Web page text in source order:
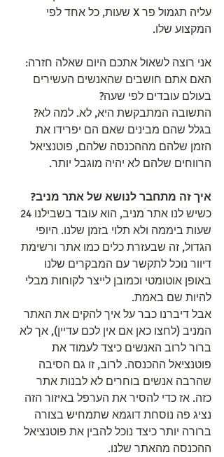
עליה תגמול פר X שעות, כל אחד לפי
המקצוע שלו.
אני רוצה לשאול אתכם היום שאלה חזרה:
האם אתם חושבים שהאנשים העשירים
בעולם עובדים לפי שעה?
התשובה המתבקשת היא, לא. למה לא?
בגלל שהם מבינים שאם הם יפרידו את
הזמן שלהם מההכנסה שלהם, פוטנציאל
הרווחים שלהם לא יהיה מוגבל יותר.
איך זה מתחבר לנושא של אתר מניב?
שעות ביממה ולא תלוי בזמן שלנו. היופי
הגדול, זה שבעזרת כלים כמו אתר ורשימת
דיוור נוכל לתקשר עם המבקרים שלנו
באופן אוטומטי וכמובן לייצר לקוחות מבלי
להיות שם באמת.
אבל דיברנו כבר על איך להקים את האתר
המניב (לחצו כאן אם אין לכם עדיין), אך לא
ברור לרוב האנשים כיצד לעמוד את
פוטנציאל ההכנסה. לרוב, זו גם הסיבה
שהרבה אנשים בוחרים לא לבנות אתר
כזה. אז כדי להסיר את הערפל באיזור הזה
נציג פה נוסחת דוגמא שתמחיש בצורה
ברורה יותר כיצד נוכל להבין את פוטנציאל
ההכנסה מהאתר שלנו.